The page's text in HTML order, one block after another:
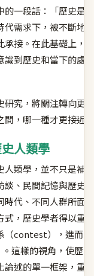
的一段話：「歷史
需求下，被不斷地
承接。在此基礎上
到歷史和當下的處
研究，將關注轉向
，哪一種才更接近
人類學
類學，並不只是補
、民間記憶與歷史
代、不同人群所面
，歷史學者得以重
（contest），進而
這樣的視角，使歷
論述的單一框架，重